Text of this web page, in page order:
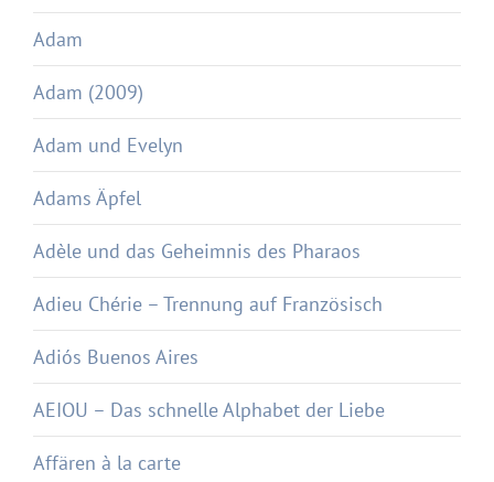
Adam
Adam (2009)
Adam und Evelyn
Adams Äpfel
Adèle und das Geheimnis des Pharaos
Adieu Chérie – Trennung auf Französisch
Adiós Buenos Aires
AEIOU – Das schnelle Alphabet der Liebe
Affären à la carte